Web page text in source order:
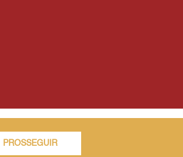
PROSSEGUIR